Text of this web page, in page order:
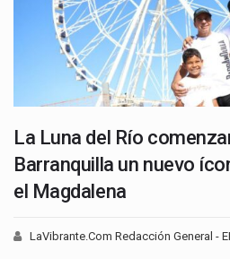
La Luna del Río
Barranquilla un nuevo
el Magdalena
LaVibrante.Com Redacción General -